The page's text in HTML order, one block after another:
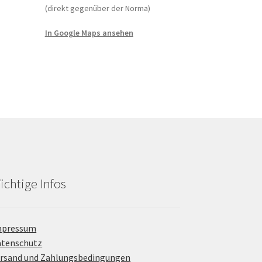
(direkt gegenüber der Norma)
In Google Maps ansehen
Infos
und Zahlungsbedingungen